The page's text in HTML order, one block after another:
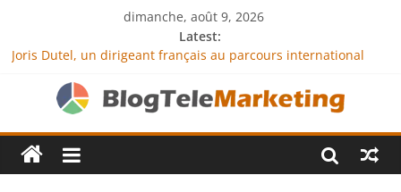
dimanche, août 9, 2026
Latest:
Joris Dutel, un dirigeant français au parcours international
Agria Assurance Animaux : comment l’entreprise se
démarque-t-elle de la concurrence ?
JCA Academy : l’excellence au service de l’indépendance
financière
Denis Bouclon : la diplomatie éducative comme moteur de